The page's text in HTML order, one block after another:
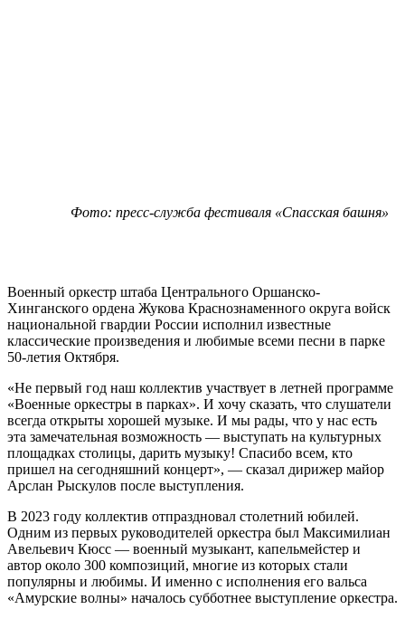
Фото: пресс-служба фестиваля «Спасская башня»
Военный оркестр штаба Центрального Оршанско-
Хинганского ордена Жукова Краснознаменного округа войск
национальной гвардии России исполнил известные
классические произведения и любимые всеми песни в парке
50-летия Октября.
«Не первый год наш коллектив участвует в летней программе
«Военные оркестры в парках». И хочу сказать, что слушатели
всегда открыты хорошей музыке. И мы рады, что у нас есть
эта замечательная возможность — выступать на культурных
площадках столицы, дарить музыку! Спасибо всем, кто
пришел на сегодняшний концерт», — сказал дирижер майор
Арслан Рыскулов после выступления.
В 2023 году коллектив отпраздновал столетний юбилей.
Одним из первых руководителей оркестра был Максимилиан
Авельевич Кюсс — военный музыкант, капельмейстер и
автор около 300 композиций, многие из которых стали
популярны и любимы. И именно с исполнения его вальса
«Амурские волны» началось субботнее выступление оркестра.